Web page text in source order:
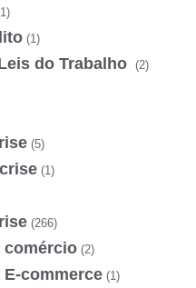
(1)
do Trabalho (2)
(5)
(1)
(266)
comércio (2)
commerce (1)